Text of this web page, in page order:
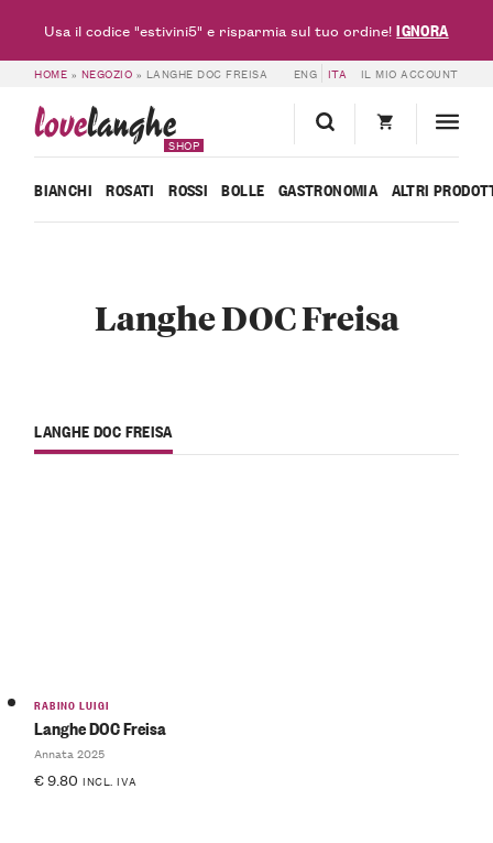
HOME » NEGOZIO » LANGHE DOC FREISA ENG ITA IL MIO ACCOUNT
lovelanghe
SHOP
BIANCHI ROSATI ROSSI BOLLE GASTRONOMIA ALTRI
Langhe DOC Freisa
LANGHE DOC FREISA
RABINO LUIGI
Langhe DOC Freisa
Annata 2025
€9.80 INCL. IVA
Usa il codice "estivini5" e risparmia sul tuo ordine!IGNORA